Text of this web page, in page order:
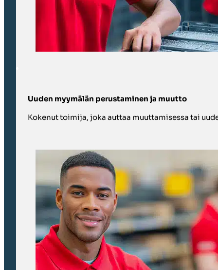
Uuden myymälän perustaminen ja muutto
Kokenut toimija, joka auttaa muuttamisessa tai